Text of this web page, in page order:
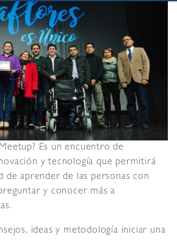
Es un encuentro de
y tecnología que permitirá
aprender de las personas con
y conocer más a
ideas y metodología iniciar una